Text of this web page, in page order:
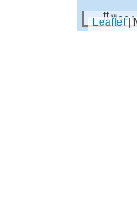
3000 ft
|